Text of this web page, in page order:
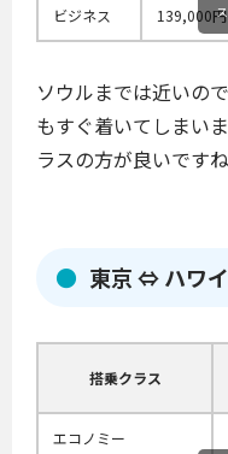
ビジネス 139,000円
ソウルまでは近いの
もすぐ着いてしまい
ラスの方が良いですね
東京 ⇔ ハワ
搭乗クラス
エコノミー